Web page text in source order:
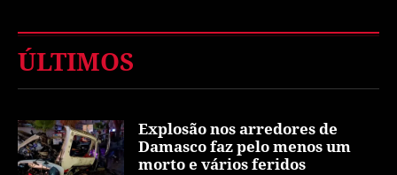
ÚLTIMOS
Explosão nos arredores de
Damasco faz pelo menos um
morto e vários feridos